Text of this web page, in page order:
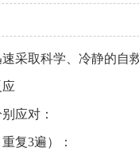
采取科学、冷静的自
应对：
复3遍）：